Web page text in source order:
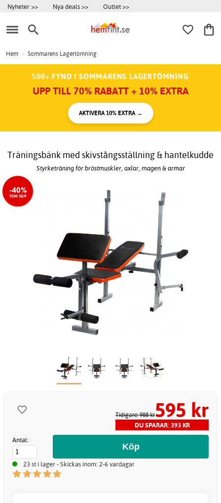
Nyheter >> Nya deals >> Outlet >>
Hem > Sommarens Lagertömning
500+ FYND I SOMMARENS LAGERTÖMNING
UPP TILL 70% RABATT + 10% EXTRA
AKTIVERA 10% EXTRA →
Träningsbänk med skivstångsställning & hantelkudde
Styrketräning för bröstmuskler, axlar, magen & armar
-40%
TOM 30/9
Tidigare: 988 kr595 kr
DU SPARAR: 393 KR
Antal:
23 st i lager - Skickas inom: 2-6 vardagar